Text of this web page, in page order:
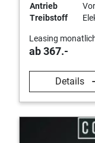
Antrieb
Treibstoff
Leasing
ab 367.-
Details